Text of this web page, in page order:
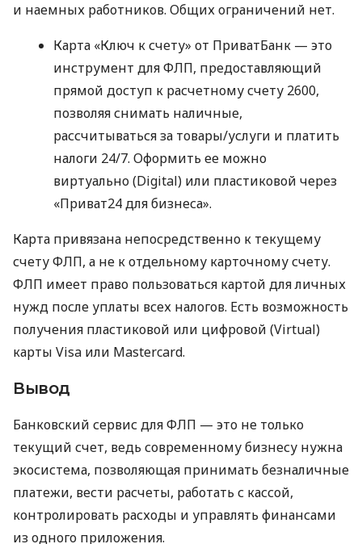
и наемных работников. Общих ограничений нет.
Карта «Ключ к счету» от ПриватБанк — это
инструмент для ФЛП, предоставляющий
прямой доступ к расчетному счету 2600,
позволяя снимать наличные,
рассчитываться за товары/услуги и платить
налоги 24/7. Оформить ее можно
виртуально (Digital) или пластиковой через
«Приват24 для бизнеса».
Карта привязана непосредственно к текущему
счету ФЛП, а не к отдельному карточному счету.
ФЛП имеет право пользоваться картой для личных
нужд после уплаты всех налогов. Есть возможность
получения пластиковой или цифровой (Virtual)
карты Visa или Mastercard.
Вывод
Банковский сервис для ФЛП — это не только
текущий счет, ведь современному бизнесу нужна
экосистема, позволяющая принимать безналичные
платежи, вести расчеты, работать с кассой,
контролировать расходы и управлять финансами
из одного приложения.